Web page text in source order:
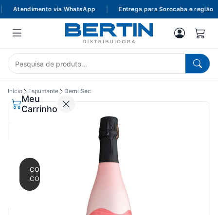
Atendimento via WhatsApp Entrega para Sorocaba e região
Meu
Carrinho
CONTINUAR
COMPRANDO
Início Espumante Demi Sec